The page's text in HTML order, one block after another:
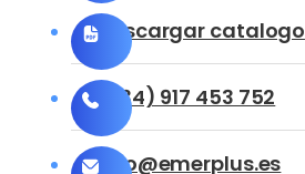
Descargar catalogo
(+34) 917 453 752
info@emerplus.es